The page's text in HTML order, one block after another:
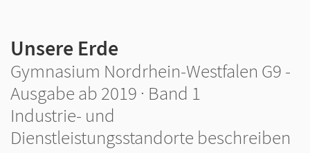
Unsere Erde
Gymnasium Nordrhein-Westfalen G9 -
Ausgabe ab 2019 · Band 1
Industrie- und
Dienstleistungsstandorte beschreiben